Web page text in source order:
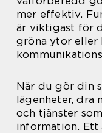
mer effektiv.
är viktigast för
gröna ytor eller
När du gör din
lägenheter, dra
och tjänster
information. Ett